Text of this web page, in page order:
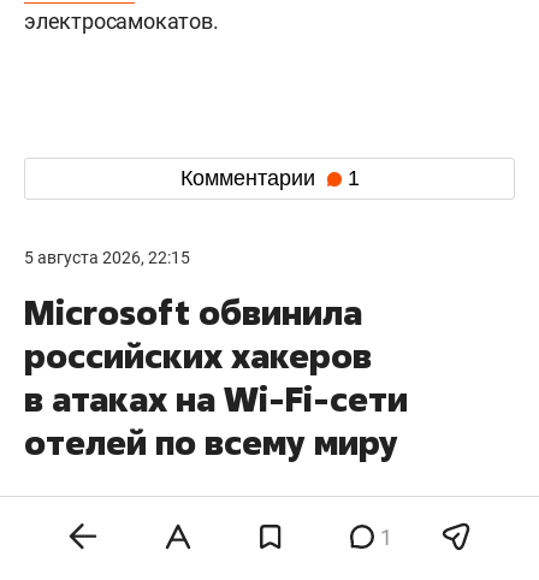
электросамокатов.
Комментарии 1
5 августа 2026, 22:15
Microsoft обвинила
российских хакеров
в атаках на Wi-Fi-сети
отелей по всему миру
1